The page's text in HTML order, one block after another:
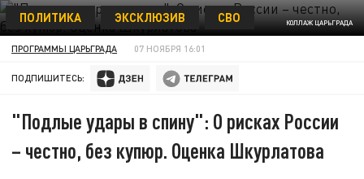
КОЛЛАЖ ЦАРЬГРАДА
ПОЛИТИКА ЭКСКЛЮЗИВ СВО
ПРОГРАММЫ ЦАРЬГРАДА 07 НОЯБРЯ 16:01
ПОДПИШИТЕСЬ:
"Подлые удары в спину": О рисках России
– честно, без купюр. Оценка Шкурлатова